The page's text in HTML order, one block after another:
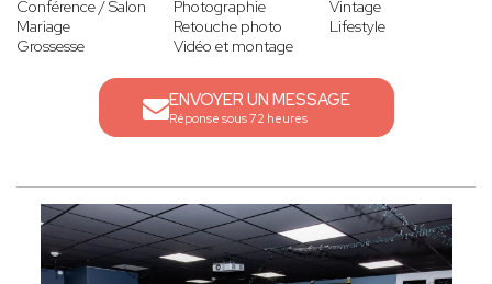
Conférence / Salon
Mariage
Grossesse
Photographie
Retouche photo
Vidéo et montage
Vintage
Lifestyle
ENVOYER UN MESSAGE
Réponse sous 72 heures